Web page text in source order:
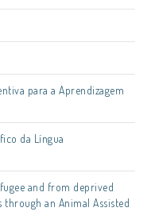
para a Aprendizagem
da Língua
and from deprived
an Animal Assisted